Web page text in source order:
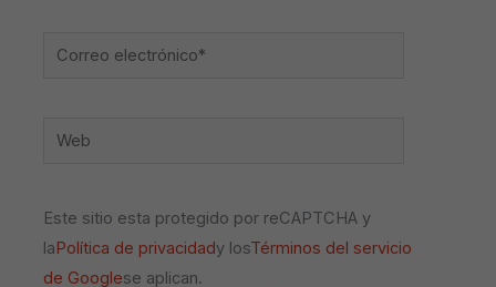
Correo
Web
Este sitio esta protegido por reCAPTCHA y
laPolítica de privacidady losTérminos del servicio
de Googlese aplican.